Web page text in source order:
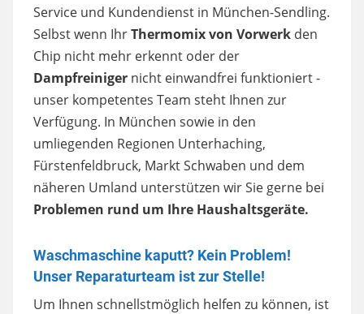
Service und Kundendienst in München-Sendling.
Selbst wenn IhrThermomix von Vorwerk den
Chip nicht mehr erkennt oder der
Dampfreiniger nicht einwandfrei funktioniert -
unser kompetentes Team steht Ihnen zur
Verfügung. In München sowie in den
umliegenden Regionen Unterhaching,
Fürstenfeldbruck, Markt Schwaben und dem
näheren Umland unterstützen wir Sie gerne bei
Problemen rund um Ihre Haushaltsgeräte.
Waschmaschine kaputt? Kein Problem!
Unser Reparaturteam ist zur Stelle!
Um Ihnen schnellstmöglich helfen zu können, ist